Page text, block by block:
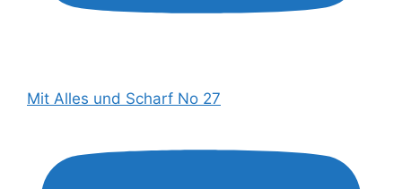
Mit Alles und Scharf No 27